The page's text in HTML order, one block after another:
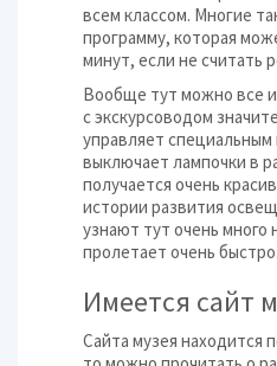
всем классом. Многие
программу, которая
минут, если не считать
Вообще тут можно все
с экскурсоводом
управляет
выключает лампочки в
получается очень
истории развития
узнают тут очень
пролетает очень быстро.
Имеется сайт
Сайта музея находится